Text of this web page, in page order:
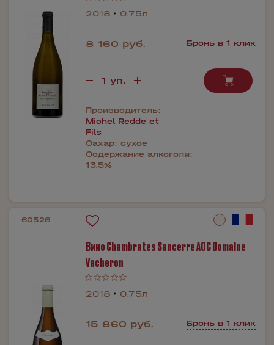
2018 0.75л
8 160 руб. Бронь в 1 клик
Производитель:
Michel Redde et
Fils
Сахар: сухое
Содержание алкоголя:
13.5%
60526
Вино Chambrates Sancerre AOC Domaine
Vacheron
2018 0.75л
15 860 руб. Бронь в 1 клик